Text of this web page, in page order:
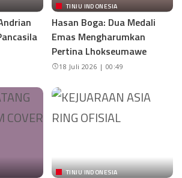
TINJU INDONESIA
Hasan Boga: Dua Medali
Emas Mengharumkan
Pertina Lhokseumawe
18 Juli 2026 | 00:49
TINJU INDONESIA